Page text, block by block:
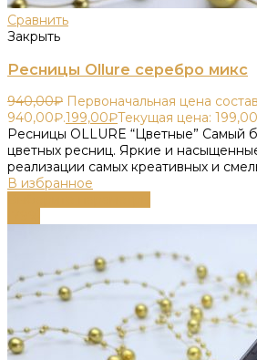
Сравнить
Закрыть
Ресницы Ollure серебро микс
940,00₽ Первоначальная цена
940,00₽.199,00₽Текущая цена:
Ресницы OLLURE “Цветные” Самый
цветных ресниц. Яркие и
реализации самых креативных и
В избранное